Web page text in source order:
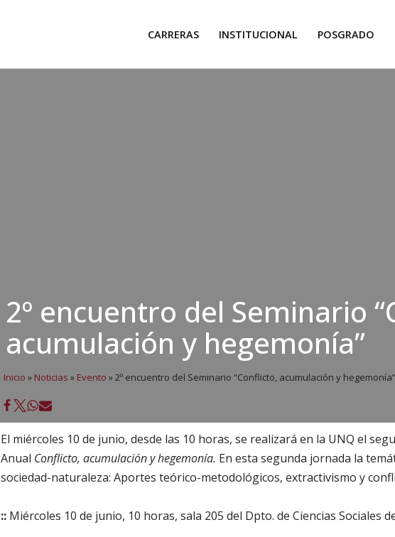
CARRERAS INSTITUCIONAL POSGRADO
2º encuentro del Seminario
acumulación y hegemonía”
Inicio » Noticias » Evento »2º encuentro del Seminario “Conflicto, acumulación y hegemonía”
El miércoles 10 de junio, desde las 10 horas, se realizará en la UNQ el
Anual Conflicto, acumulación y hegemonía. En esta segunda jornada la
sociedad-naturaleza: Aportes teórico-metodológicos, extractivismo y
:: Miércoles 10 de junio, 10 horas, sala 205 del Dpto. de Ciencias Sociales